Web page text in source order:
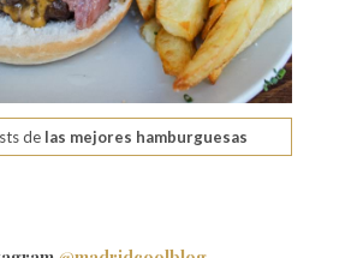
delas mejores hamburguesas